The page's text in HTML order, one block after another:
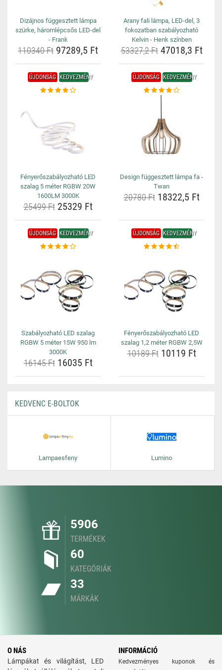
Dizájnos függesztett lámpa
szürke, háromlépcsős LED-del
- Frank
110340 Ft 97289,5 Ft
Arany fali lámpa, LED-del, 3
fokozatban szabályozható
Kelvin - Henk színben
53327,2 Ft47018,3 Ft
ÚJDONSÁG KEDVEZMÉNY
Fényerőszabályozható LED
szalag 5 méter RGBW 20W
1600LM 3000K
25499 Ft25329 Ft
ÚJDONSÁG KEDVEZMÉNY
Design függesztett lámpa fa -
Twan
20780 Ft18322,5 Ft
ÚJDONSÁG KEDVEZMÉNY
Szabályozható LED szalag
RGBW 5 méter 15W 950 lm
3000K
16145 Ft16035 Ft
ÚJDONSÁG KEDVEZMÉNY
Fényerőszabályozható LED
szalag 1,2 méter RGBW 2,5W
10189 Ft10119 Ft
KEDVENC E-BOLTOK
Lampaesfeny Lumino
5906
TERMÉKEK
60
KATEGÓRIÁK
33
MÁRKÁK
O NÁS
Lámpákat és világítást, LED
INFORMÁCIÓ
Kedvezményes kuponok és